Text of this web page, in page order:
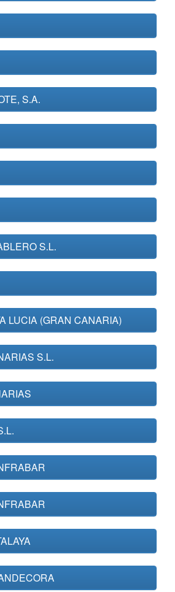
S.A.
S.L.
LUCIA (GRAN CANARIA)
S.L.